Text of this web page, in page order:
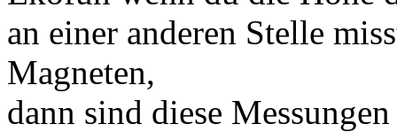
an einer anderen Stelle
Magneten,
dann sind diese